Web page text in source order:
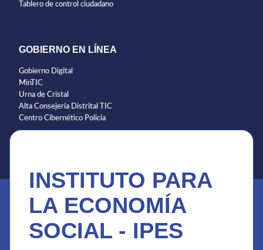
Tablero de control ciudadano
GOBIERNO EN LÍNEA
Gobierno Digital
MinTIC
Urna de Cristal
Alta Consejería Distrital TIC
Centro Cibernético Policia
INSTITUTO PARA
LA ECONOMÍA
SOCIAL - IPES